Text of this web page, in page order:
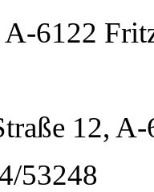
6122
12,
53248